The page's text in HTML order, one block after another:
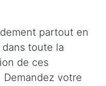
partout en
toute la
de ces
votre